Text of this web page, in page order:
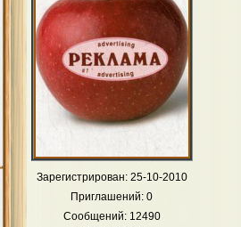
Зарегистрирован: 25-10-2010
Приглашений: 0
Сообщений:12490